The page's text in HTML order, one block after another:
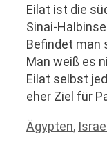
Eilat ist die
Sinai-
Befindet man
Man weiß es
Eilat selbst
eher Ziel für
Kategorien
Ägypten, Israel